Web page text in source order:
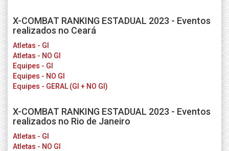
X-COMBAT RANKING ESTADUAL 2023 - Eventos
realizados no Ceará
Atletas - GI
Atletas - NO GI
Equipes - GI
Equipes - NO GI
Equipes - GERAL (GI + NO GI)
X-COMBAT RANKING ESTADUAL 2023 - Eventos
realizados no Rio de Janeiro
Atletas - GI
Atletas - NO GI